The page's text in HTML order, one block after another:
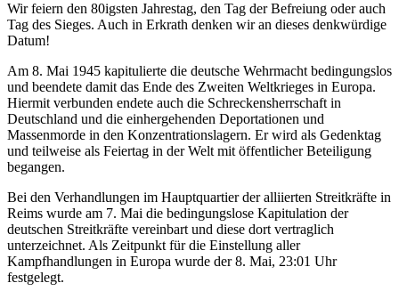
Wir feiern den 80igsten Jahrestag, den Tag der Befreiung oder auch
Tag des Sieges. Auch in Erkrath denken wir an dieses denkwürdige
Datum!
Am 8. Mai 1945 kapitulierte die deutsche Wehrmacht bedingungslos
und beendete damit das Ende des Zweiten Weltkrieges in Europa.
Hiermit verbunden endete auch die Schreckensherrschaft in
Deutschland und die einhergehenden Deportationen und
Massenmorde in den Konzentrationslagern. Er wird als Gedenktag
und teilweise als Feiertag in der Welt mit öffentlicher Beteiligung
begangen.
Bei den Verhandlungen im Hauptquartier der alliierten Streitkräfte in
Reims wurde am 7. Mai die bedingungslose Kapitulation der
deutschen Streitkräfte vereinbart und diese dort vertraglich
unterzeichnet. Als Zeitpunkt für die Einstellung aller
Kampfhandlungen in Europa wurde der 8. Mai, 23:01 Uhr
festgelegt.